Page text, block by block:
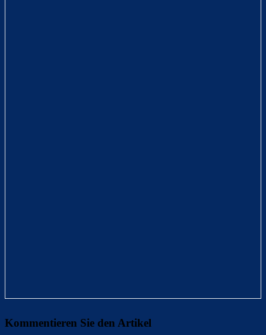
Kommentieren Sie den Artikel